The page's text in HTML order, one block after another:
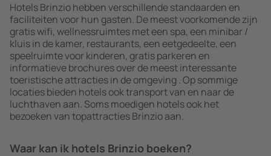
Hotels Brinzio hebben verschillende standaarden en
faciliteiten voor hun gasten. De meest voorkomende zijn
gratis wifi, wellnessruimtes met een spa, een minibar /
kluis in de kamer, restaurants, een eetgedeelte, een
speelruimte voor kinderen, gratis parkeren en
informatieve brochures over de meest interessante
toeristische attracties in de omgeving . Op sommige
locaties bieden hotels ook transport van en naar de
luchthaven aan. Soms moedigen hotels ook het
bezoeken van topattracties Brinzio aan.
Waar kan ik hotels Brinzio boeken?